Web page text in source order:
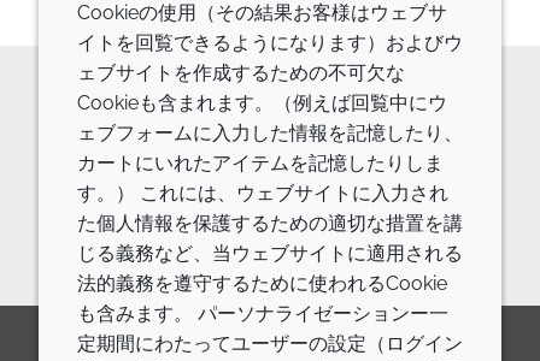
原料の詳細やご相談などはお気軽に
お問い合わせください。
お問い合わせフォーム
Cookieの使用（その結果お客様はウェブサ
イトを回覧できるようになります）およびウ
ェブサイトを作成するための不可欠な
Cookieも含まれます。（例えば回覧中にウ
ェブフォームに入力した情報を記憶したり、
カートにいれたアイテムを記憶したりしま
す。） これには、ウェブサイトに入力され
た個人情報を保護するための適切な措置を講
じる義務など、当ウェブサイトに適用される
法的義務を遵守するために使われるCookie
も含みます。 パーソナライゼーションー一
定期間にわたってユーザーの設定（ログイン